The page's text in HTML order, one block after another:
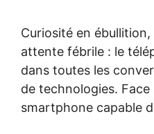
Curiosité en
attente fébrile : le
dans toutes les
de technologies. Face
smartphone capable